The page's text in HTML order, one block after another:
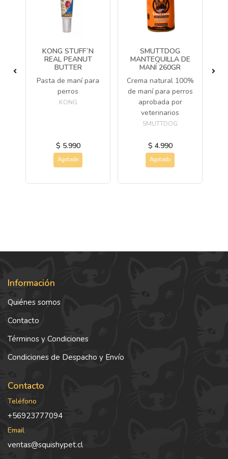
KONG STUFF´N
REAL PEANUT
BUTTER
Pasta de maní para
perros
KONG
$ 5.990
Agotado
SMUTTDOG
MANTEQUILLA DE
MANÍ 260GR
Crema natural 100%
de maní para perros
aprobada por
veterinarios
SMUTTDOG
$ 4.990
Agotado
Información
Quiénes somos
Contacto
Términos y Condiciones
Condiciones de Despacho y Envío
Contacto
Teléfono
+56923777094
Email
ventas@squishypet.cl